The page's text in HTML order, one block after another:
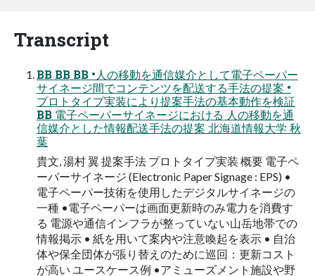
Transcript
BB BB BB •人の移動を通信媒介として電子ペーパー
サイネージ間でコンテンツを配送する手法の提案 •
プロトタイプ実装により提案手法の基本動作を検証
BB 電子ペーパーサイネージにおける 人の移動を通
信媒介とした情報配送手法の提案 北海道情報大学 秋
葉
貴文, 湯村 翼 提案手法 プロトタイプ実装 概要 電子ペ
ーパーサイネージ (Electronic Paper Signage : EPS) •
電子ペーパー技術を使用したデジタルサイネージの
一種 •電子ペーパーは画面更新時のみ電力を消費す
る 電源や通信インフラが整っていない山岳地帯での
情報掲示 • 紙を用いて案内や注意喚起を表示 • 自治
体や保全団体が張り替えのために巡回：更新コスト
が高い ユースケース例 •アミューズメント施設や野